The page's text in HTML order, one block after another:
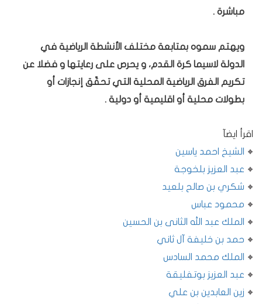
مباشرة .
ويهتم سموه بمتابعة مختلف الأنشطة الرياضية في
الدولة لاسيما كرة القدم، و يحرص على رعايتها و فضلا عن
تكريم الفرق الرياضية المحلية التي تحقّق إنجازات أو
بطولات محلية أو اقليمية أو دولية .
اقرأ ايضآ
الشيخ احمد ياسين
عبد العزيز بلخوجة
شكري بن صالح بلعيد
محمود عباس
الملك عبد الله الثانى بن الحسين
حمد بن خليفة آل ثاني
الملك محمد السادس
عبد العزيز بوتفليقة
زين العابدين بن علي